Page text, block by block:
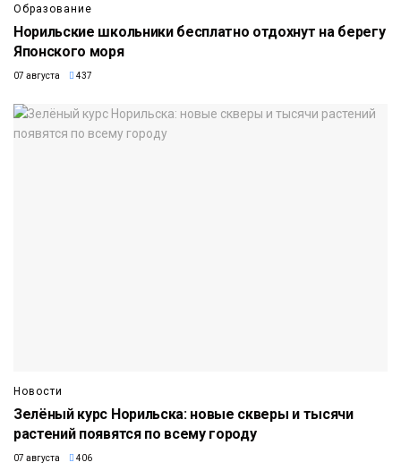
Образование
Норильские школьники бесплатно отдохнут на берегу
Японского моря
07 августа 437
Новости
Зелёный курс Норильска: новые скверы и тысячи
растений появятся по всему городу
07 августа 406